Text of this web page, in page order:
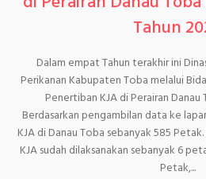
Tahun
Dalam empat Tahun terakhir ini
Perikanan Kabupaten Toba melalui
Penertiban KJA di Perairan
Berdasarkan pengambilan data ke
KJA di Danau Toba sebanyak 585
KJA sudah dilaksanakan sebanyak 6
Petak,...